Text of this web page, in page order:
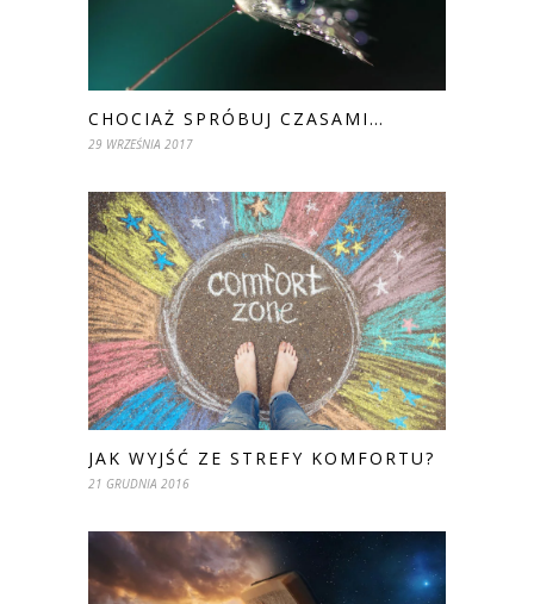
CHOCIAŻ SPRÓBUJ CZASAMI…
29 WRZEŚNIA 2017
JAK WYJŚĆ ZE STREFY KOMFORTU?
21 GRUDNIA 2016